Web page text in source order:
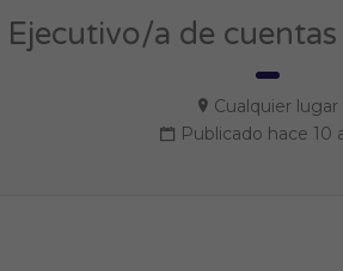
Ejecutivo/a de
Cualquier lugar
Publicado hace 10